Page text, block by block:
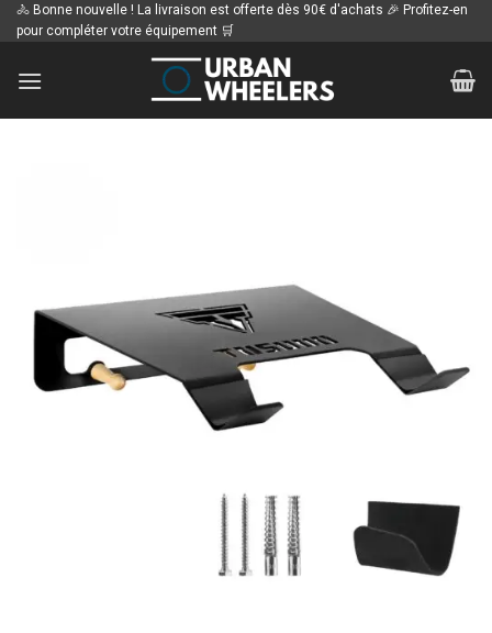
Passer
au
🚴 Bonne nouvelle ! La livraison est offerte dès 90€ d'achats 🎉 Profitez-en
pour compléter votre équipement 🛒